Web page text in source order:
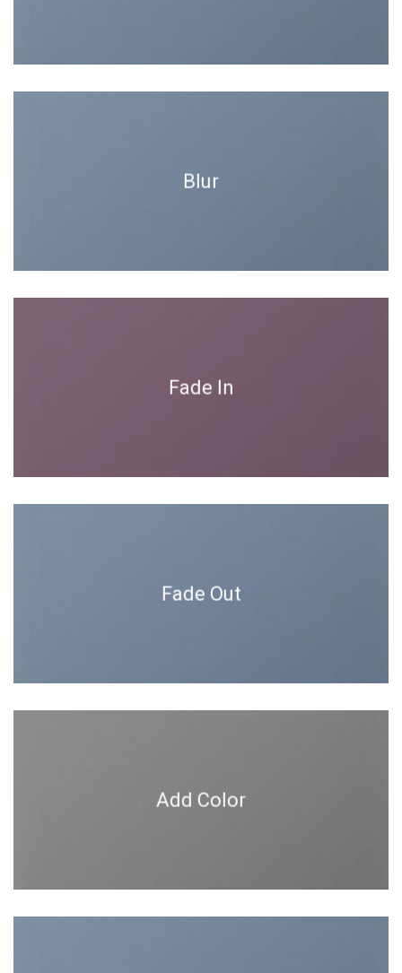
Blur
Fade In
Fade Out
Add Color